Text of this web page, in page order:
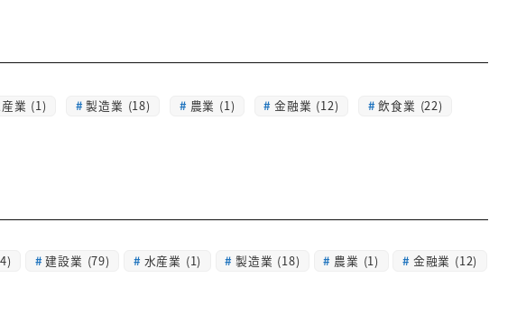
業 (1) 製造業 (18) 農業 (1) 金融業 (12)
飲食業 (22)
建設業 (79) 水産業 (1) 製造業 (18) 農業 (1) 金融業 (12)